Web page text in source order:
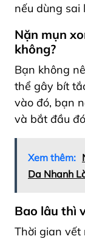
nếu dùng sai
Nặn mụn
không?
Bạn không
thể gây bít
vào đó, bạn
và bắt đầu
Xem thêm:
Da Nhanh
Bao lâu thì
Thời gian vết